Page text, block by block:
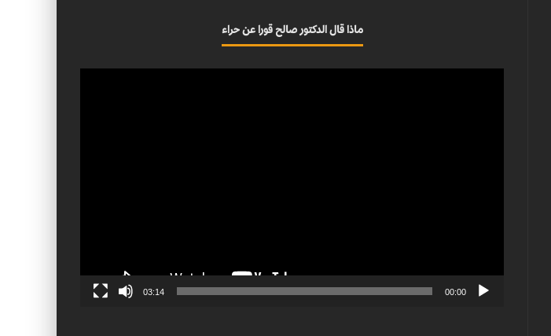
ماذا قال الدكتور صالح قورا عن حراء
00:00
03:14